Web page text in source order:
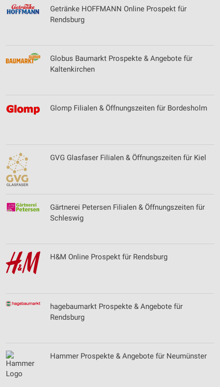
Getränke HOFFMANN Online Prospekt für
Rendsburg
Globus Baumarkt Prospekte & Angebote für
Kaltenkirchen
Glomp Filialen & Öffnungszeiten für Bordesholm
GVG Glasfaser Filialen & Öffnungszeiten für Kiel
Gärtnerei Petersen Filialen & Öffnungszeiten für
Schleswig
H&M Online Prospekt für Rendsburg
hagebaumarkt Prospekte & Angebote für
Rendsburg
Hammer Prospekte & Angebote für Neumünster